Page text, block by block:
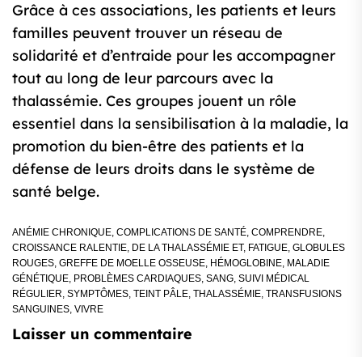
Grâce à ces associations, les patients et leurs
familles peuvent trouver un réseau de
solidarité et d’entraide pour les accompagner
tout au long de leur parcours avec la
thalassémie. Ces groupes jouent un rôle
essentiel dans la sensibilisation à la maladie, la
promotion du bien-être des patients et la
défense de leurs droits dans le système de
santé belge.
ANÉMIE CHRONIQUE, COMPLICATIONS DE SANTÉ, COMPRENDRE,
CROISSANCE RALENTIE, DE LA THALASSÉMIE ET, FATIGUE, GLOBULES
ROUGES, GREFFE DE MOELLE OSSEUSE, HÉMOGLOBINE, MALADIE
GÉNÉTIQUE, PROBLÈMES CARDIAQUES, SANG, SUIVI MÉDICAL
RÉGULIER, SYMPTÔMES, TEINT PÂLE, THALASSÉMIE, TRANSFUSIONS
SANGUINES, VIVRE
Laisser un commentaire